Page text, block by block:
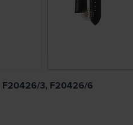
F20426/3, F20426/6